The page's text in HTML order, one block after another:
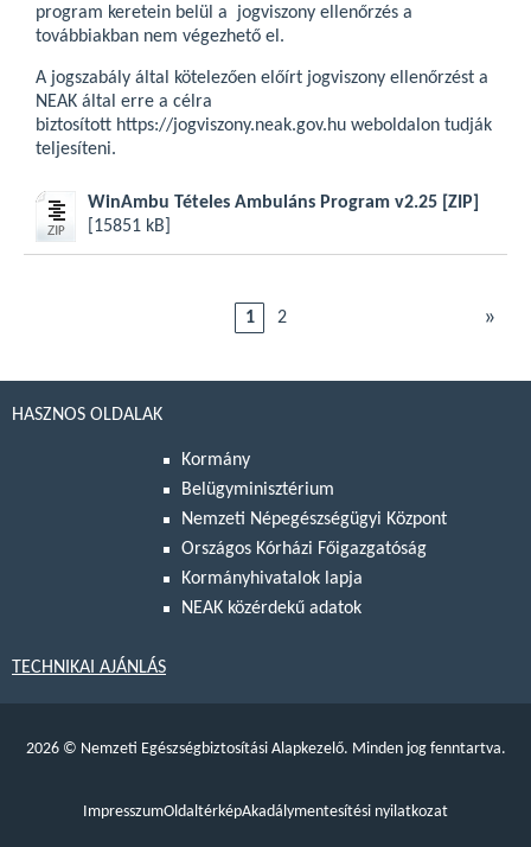
program keretein belül a jogviszony ellenőrzés a
továbbiakban nem végezhető el.
A jogszabály által kötelezően előírt jogviszony ellenőrzést a
NEAK által erre a célra
biztosított https://jogviszony.neak.gov.hu weboldalon tudják
teljesíteni.
WinAmbu Tételes Ambuláns Program v2.25 [ZIP]
[15851 kB]
1 2 »
HASZNOS OLDALAK
Kormány
Belügyminisztérium
Nemzeti Népegészségügyi Központ
Országos Kórházi Főigazgatóság
Kormányhivatalok lapja
NEAK közérdekű adatok
TECHNIKAI AJÁNLÁS
2026 © Nemzeti Egészségbiztosítási Alapkezelő. Minden jog fenntartva.
ImpresszumOldaltérképAkadálymentesítési nyilatkozat